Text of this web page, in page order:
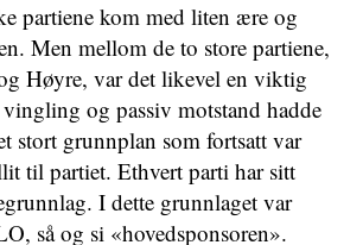
partiene kom med liten ære og
Men mellom de to store partiene,
Høyre, var det likevel en viktig
og passiv motstand hadde
stort grunnplan som fortsatt var
til partiet. Ethvert parti har sitt
I dette grunnlaget var
så og si «hovedsponsoren».